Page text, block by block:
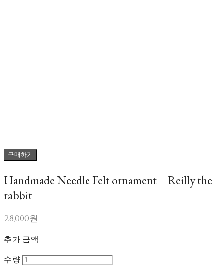
구매하기
Handmade Needle Felt ornament _ Reilly the
rabbit
28,000원
추가 금액
수량